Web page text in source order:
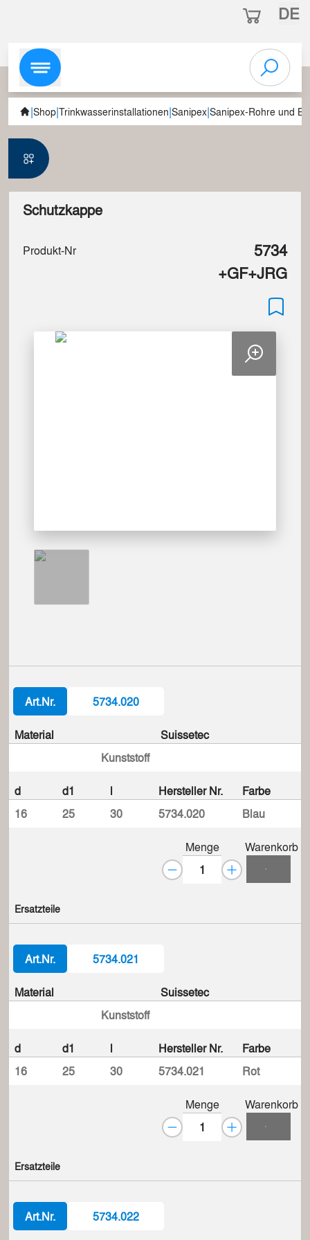
DE
|Shop|Trinkwasserinstallationen|Sanipex|Sanipex-Rohre und
Schutzkappe
Produkt-Nr
5734
+GF+JRG
Art.Nr. 5734.020
Material
Kunststoff
Suissetec
d d1 l Hersteller Nr.
Farbe
16
25 30 5734.020 Blau
Menge Warenkorb
Ersatzteile
Art.Nr. 5734.021
Material
Kunststoff
Suissetec
d d1 l Hersteller Nr.
Farbe
16
25 30 5734.021 Rot
Menge Warenkorb
Ersatzteile
Art.Nr. 5734.022